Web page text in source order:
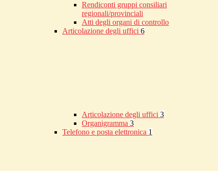
Rendiconti gruppi consiliari
regionali/provinciali
Atti degli organi di controllo
Articolazione degli uffici 6
Articolazione degli uffici 3
Organigramma 3
Telefono e posta elettronica 1